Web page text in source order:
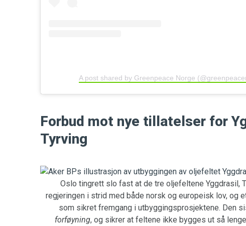
A post shared by Greenpeace Norge
Forbud mot nye tillatelser for
Tyrving
Oslo tingrett slo fast at de tre oljefeltene Yggdrasil,
regjeringen i strid med både norsk og europeisk lov, og
som sikret fremgang i utbyggingsprosjektene. Den
forføyning, og sikrer at feltene ikke bygges ut så